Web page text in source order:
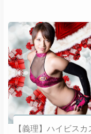
【義理】ハイビスカ